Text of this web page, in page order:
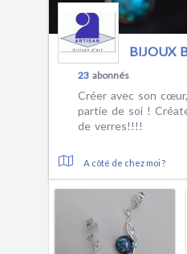
23 abonnés
Créer avec son
partie de soi ! Créateur aux mille couleurs
de verres!!!!
A côté de chez moi ?